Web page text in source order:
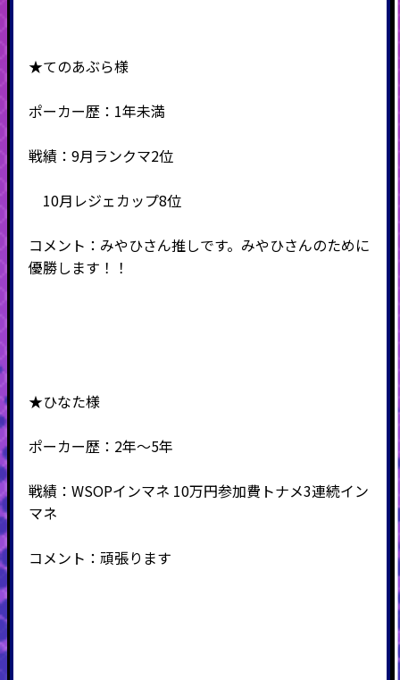
★てのあぶら様
ポーカー歴：1年未満
戦績：9月ランクマ2位
10月レジェカップ8位
コメント：みやひさん推しです。みやひさんのために
優勝します！！
★ひなた様
ポーカー歴：2年～5年
戦績：WSOPインマネ 10万円参加費トナメ3連続イン
マネ
コメント：頑張ります